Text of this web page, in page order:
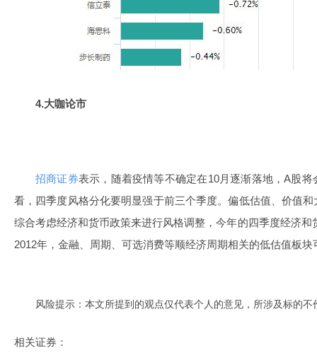
4.大咖论市
招商证券表示，随着疫情等不确定在10月逐渐落地，A股
看，四季度风格分化要明显强于前三个季度。偏低估值、价值
综合考虑经济和货币政策来进行风格调整，今年的四季度经济和
2012年，金融、周期、可选消费等顺经济周期相关的低估值板块
风险提示：本文所提到的观点仅代表个人的意见，所涉及标的
相关证券：